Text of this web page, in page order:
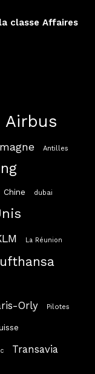
classe Affaires
Airbus
Antilles
Chine dubai
La Réunion
Orly Pilotes
Transavia